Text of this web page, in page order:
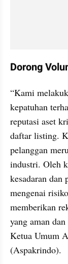
Dorong
“Kami
kepatuhan
reputasi aset
daftar listing.
pelanggan
industri. Oleh
kesadaran dan
mengenai
memberikan
yang aman
Ketua Umum
(Aspakrindo).